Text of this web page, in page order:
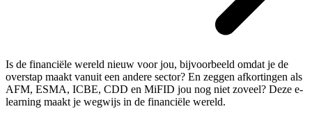
Is de financiële wereld nieuw voor jou, bijvoorbeeld omdat je de
overstap maakt vanuit een andere sector? En zeggen afkortingen als
AFM, ESMA, ICBE, CDD en MiFID jou nog niet zoveel? Deze e-
learning maakt je wegwijs in de financiële wereld.